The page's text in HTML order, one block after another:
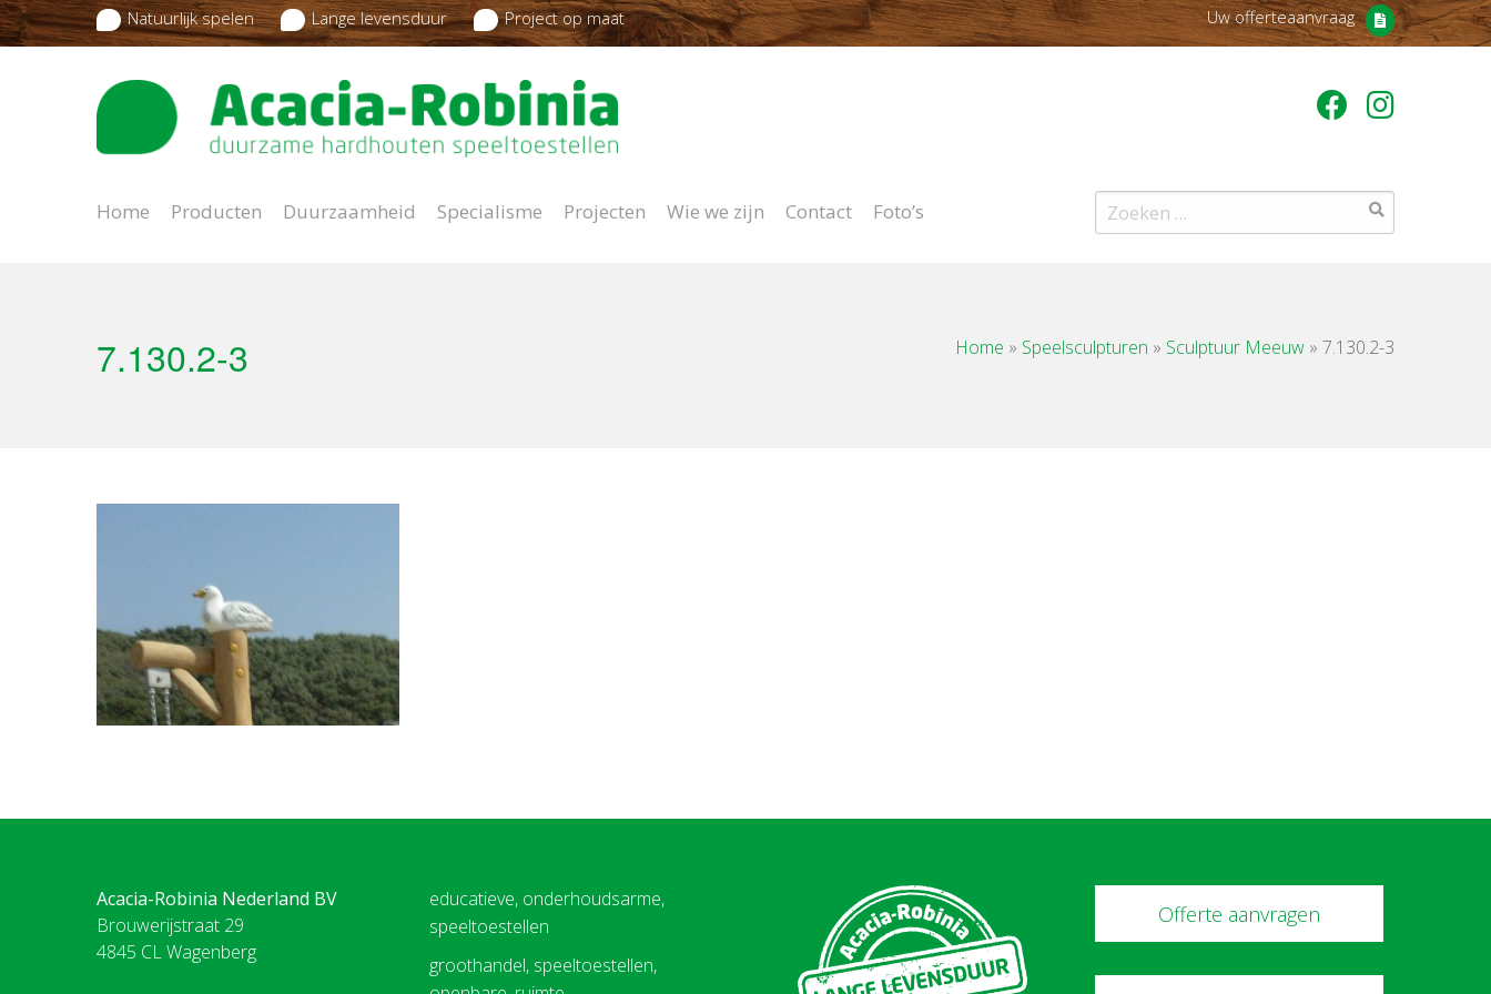
Natuurlijk spelen Lange levensduur Project op maat Uw offerteaanvraag
Home Producten Duurzaamheid Specialisme Projecten Wie we zijn Contact Foto’s
Zoeken
naar:
7.130.2-3 Home » Speelsculpturen » Sculptuur Meeuw » 7.130.2-3
Acacia-Robinia Nederland BV
Brouwerijstraat 29
4845 CL Wagenberg
educatieve, onderhoudsarme,
speeltoestellen
groothandel, speeltoestellen,
Offerte aanvragen